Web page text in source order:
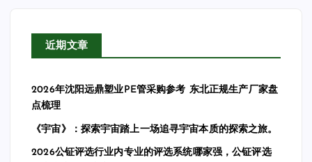
近期文章
2026年沈阳远鼎塑业PE管采购参考 东北正规生产厂家盘
点梳理
《宇宙》：探索宇宙踏上一场追寻宇宙本质的探索之旅。
2026公钲评选行业内专业的评选系统哪家强，公钲评选